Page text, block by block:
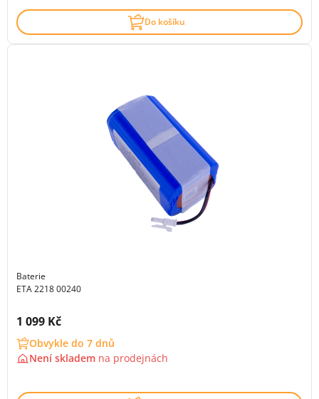
Do košíku
Baterie
ETA 2218 00240
Cena s DPH:
1 099 Kč
Obvykle do 7 dnů
Není skladem na prodejnách